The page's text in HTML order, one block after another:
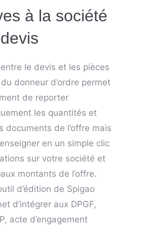
à la société
le devis et les pièces
donneur d’ordre permet
de reporter
les quantités et
documents de l’offre mais
en un simple clic
sur votre société et
montants de l’offre.
d’édition de Spigao
d’intégrer aux DPGF,
acte d’engagement